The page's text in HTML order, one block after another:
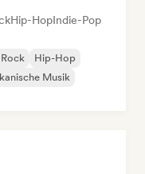
Hip-HopIndie-Pop
Hip-Hop
Musik